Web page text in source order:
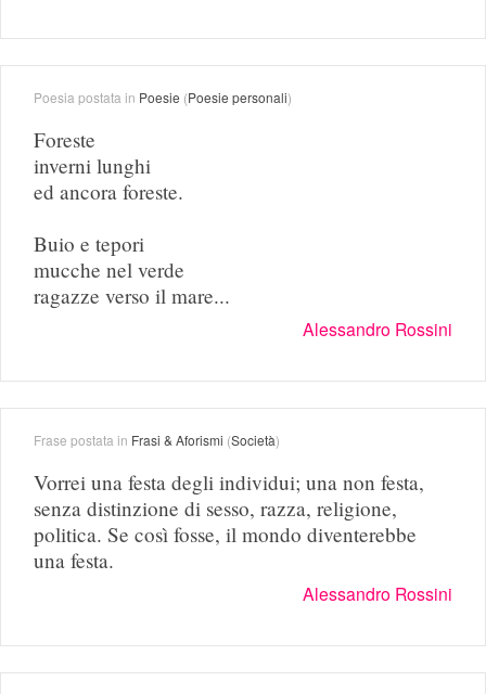
Poesia postata in Poesie (Poesie personali)
Foreste
inverni lunghi
ed ancora foreste.
Buio e tepori
mucche nel verde
ragazze verso il mare...
Alessandro Rossini
Frase postata in Frasi & Aforismi (Società)
Vorrei una festa degli individui; una non festa,
senza distinzione di sesso, razza, religione,
politica. Se così fosse, il mondo diventerebbe
una festa.
Alessandro Rossini